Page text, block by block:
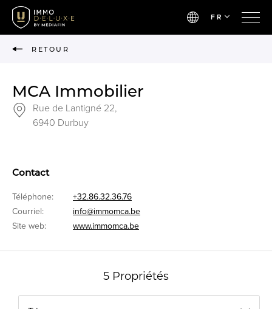
FR
RETOUR
MCA Immobilier
Rue de Lantigné 22,
6940 Durbuy
Contact
Téléphone:
+32.86.32.36.76
Courriel:
info@immomca.be
Site web:
www.immomca.be
5 Propriétés